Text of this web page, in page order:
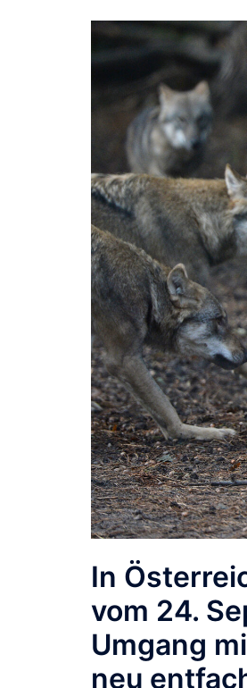
In
vom 24.
Umgang
neu